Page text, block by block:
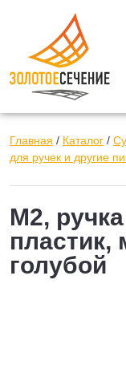
Главная / Каталог /
для ручек и другие
M2,
пластик,
голубой